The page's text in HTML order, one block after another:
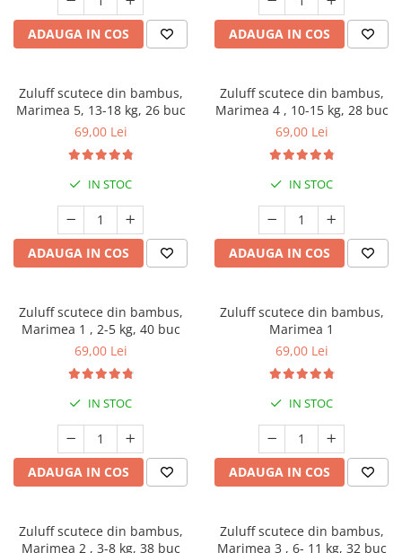
MY CARRY POTTY
Chilotei de antrenament la olita
BABIATORS
ADAUGA IN COS ADAUGA IN COS
Zuluff scutece din bambus,
Marimea 5, 13-18 kg, 26 buc
69,00 Lei
IN STOC
ADAUGA IN COS
Zuluff scutece din bambus,
Marimea 4 , 10-15 kg, 28 buc
69,00 Lei
IN STOC
ADAUGA IN COS
Zuluff scutece din bambus,
Marimea 1 , 2-5 kg, 40 buc
69,00 Lei
IN STOC
ADAUGA IN COS
Zuluff scutece din bambus,
Marimea 1
69,00 Lei
IN STOC
ADAUGA IN COS
Zuluff scutece din bambus,
Marimea 2 , 3-8 kg, 38 buc
Zuluff scutece din bambus,
Marimea 3 , 6- 11 kg, 32 buc